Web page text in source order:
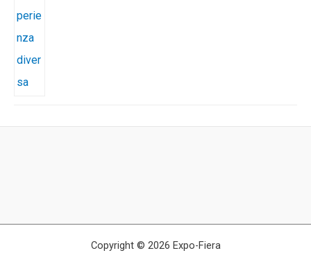
Copyright © 2026 Expo-Fiera